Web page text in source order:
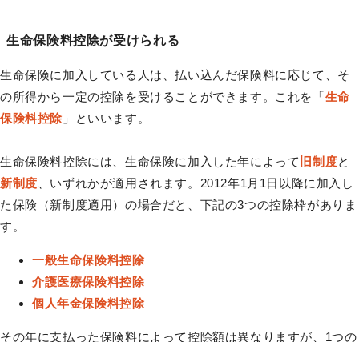
生命保険料控除が受けられる
生命保険に加入している人は、払い込んだ保険料に応じて、そ
の所得から一定の控除を受けることができます。これを「 生命
保険料控除 」といいます。
生命保険料控除には、生命保険に加入した年によって 旧制度と
新制度、いずれかが適用されます。2012年1月1日以降に加入し
た保険（新制度適用）の場合だと、下記の3つの控除枠がありま
す。
一般生命保険料控除
介護医療保険料控除
個人年金保険料控除
その年に支払った保険料によって控除額は異なりますが、1つの